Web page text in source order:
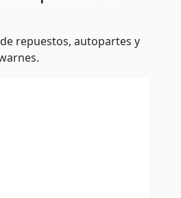
repuestos, autopartes y